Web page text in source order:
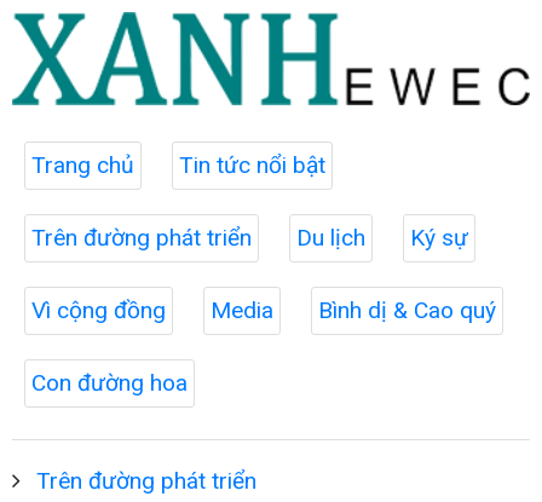
Trang chủ Tin tức nổi bật
Trên đường phát triển Du lịch Ký sự
Vì cộng đồng Media Bình dị & Cao quý
Con đường hoa
Trên đường phát triển